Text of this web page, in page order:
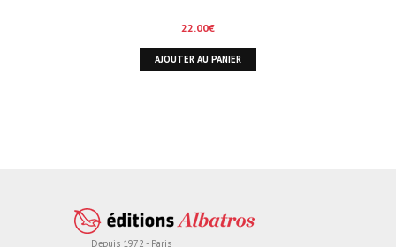
22.00€
AJOUTER AU PANIER
Depuis 1972 - Paris